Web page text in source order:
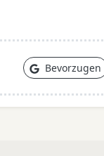
Bevorzugen